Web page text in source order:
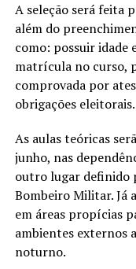
A seleção será feita
além do
como: possuir idade
matrícula no curso,
comprovada por
obrigações eleitorais.
As aulas teóricas
junho, nas
outro lugar definido
Bombeiro Militar. Já
em áreas propícias
ambientes externos
noturno.